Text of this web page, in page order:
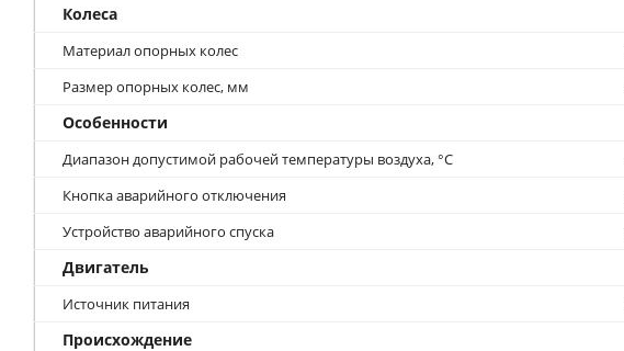
Колеса
Материал опорных колес
Размер опорных колес, мм
Особенности
Диапазон допустимой рабочей температуры воздуха, °С
Кнопка аварийного отключения
Устройство аварийного спуска
Двигатель
Источник питания
Происхождение